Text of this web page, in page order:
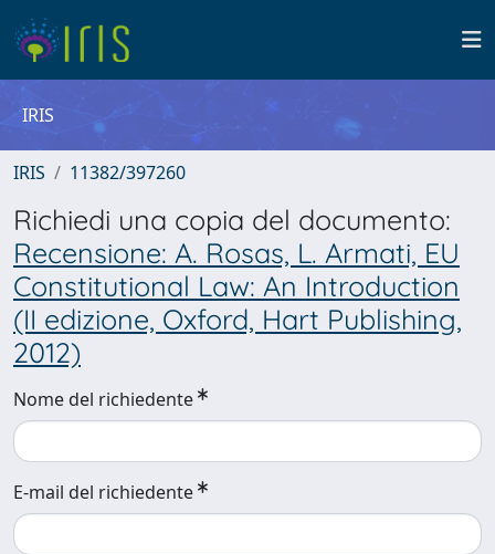
IRIS
IRIS 11382/397260
Richiedi una copia del documento:
Recensione: A. Rosas, L. Armati, EU
Constitutional Law: An Introduction
(II edizione, Oxford, Hart Publishing,
2012)
Nome del richiedente
E-mail del richiedente